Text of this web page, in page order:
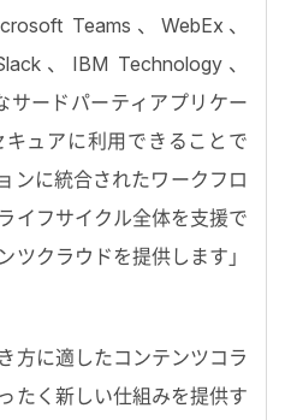
Teams、WebEx、
、IBM Technology、
サードパーティアプリケー
ュアに利用できることで
ンに統合されたワークフロ
イフサイクル全体を支援で
ツクラウドを提供します」
方に適したコンテンツコラ
たく新しい仕組みを提供す